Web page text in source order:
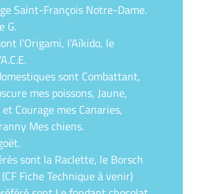
Saint-François Notre-Dame.
G.
l’Origami, l’Aïkido, le
sont Combattant,
mes poissons, Jaune,
Courage mes Canaries,
Mes chiens.
.
sont la Raclette, le Borsch
Fiche Technique à venir)